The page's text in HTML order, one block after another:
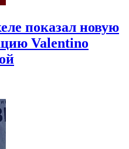
показал новую
Valentino